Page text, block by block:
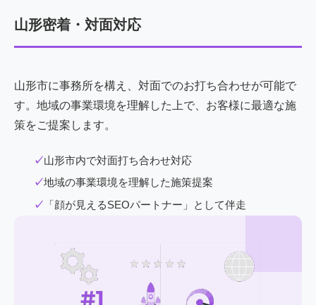
山形密着・対面対応
山形市に事務所を構え、対面でのお打ち合わせが可能で
す。地域の事業環境を理解した上で、お客様に最適な施
策をご提案します。
山形市内で対面打ち合わせ対応
地域の事業環境を理解した施策提案
「顔が見えるSEOパートナー」として伴走